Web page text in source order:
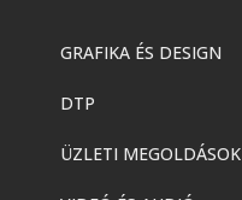
GRAFIKA ÉS DESIGN
DTP
ÜZLETI MEGOLDÁSOK